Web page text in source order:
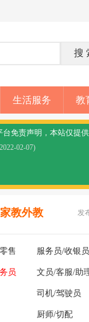
生活服务 教
02-07)
教外教 发
售 服务员/收银员
员 文员/客服/助
司机/驾驶员
厨师/切配